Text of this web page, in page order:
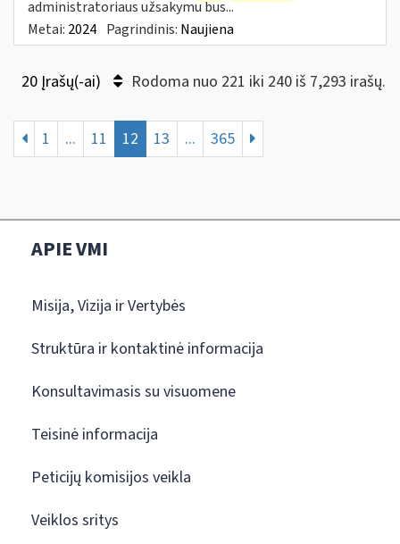
administratoriaus užsakymu bus...
Metai: 2024 Pagrindinis: Naujiena
20 Įrašų(-ai) Rodoma nuo 221 iki 240 iš 7,293 irašų.
1 ... 11 12 13 ... 365
APIE VMI
Misija, Vizija ir Vertybės
Struktūra ir kontaktinė informacija
Konsultavimasis su visuomene
Teisinė informacija
Peticijų komisijos veikla
Veiklos sritys